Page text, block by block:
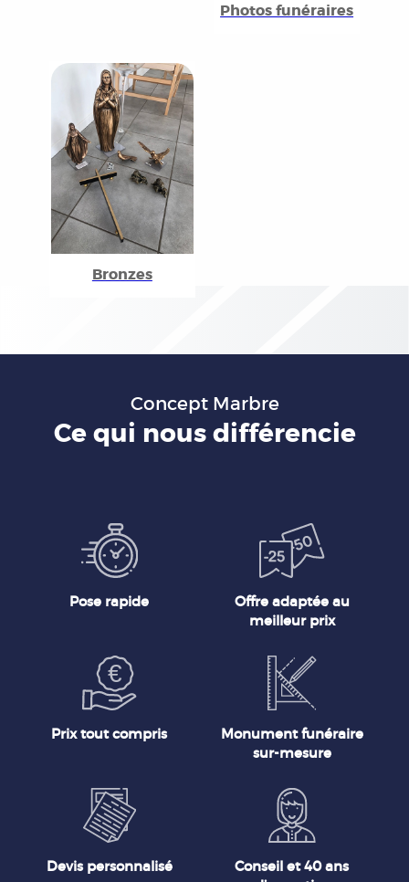
Photos funéraires
Bronzes
Concept Marbre
Ce qui nous différencie
Pose rapide
Offre adaptée au
meilleur prix
Prix tout compris
Monument funéraire
sur-mesure
Devis personnalisé
Conseil et 40 ans